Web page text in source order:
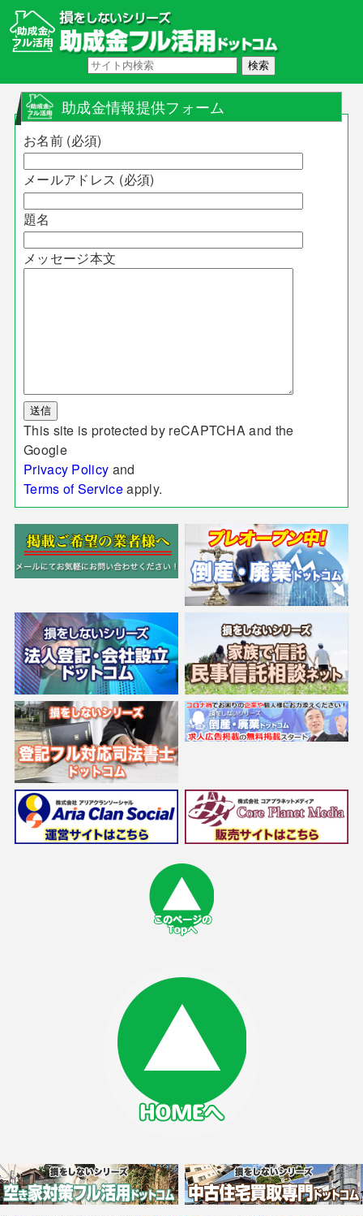
助成金情報提供フォーム
お名前 (必須)
メールアドレス (必須)
題名
メッセージ本文
This site is protected by reCAPTCHA and the
Google
Privacy Policy and
Terms of Serviceapply.